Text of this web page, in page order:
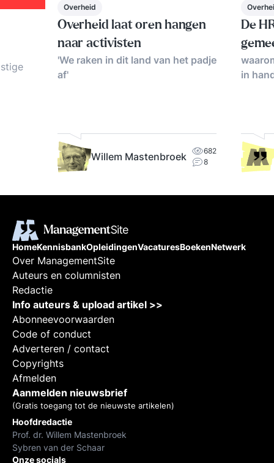
Overheid
Overheid laat oren hangen
naar activisten
'We raken in dit land van het padje
af'
Willem Mastenbroek
682
8
De
in
HomeKennisbankOpleidingenVacaturesBoekenNetwerk
Over ManagementSite
Auteurs en columnisten
Redactie
Info auteurs & upload artikel >>
Abonneevoorwaarden
Code of conduct
Adverteren / contact
Copyrights
Afmelden
Aanmelden nieuwsbrief
(Gratis toegang tot de nieuwste artikelen)
Hoofdredactie
Prof. dr. Willem Mastenbroek
Sybren van der Schaar
Onze socials